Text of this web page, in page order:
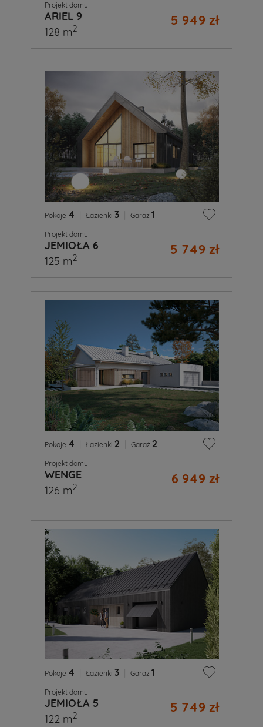
Projekt domu
ARIEL 9 5 949 zł
128 m2
Pokoje 4 Łazienki 3 Garaż 1
Projekt domu
JEMIOŁA 6 5 749 zł
125 m2
Pokoje 4 Łazienki 2 Garaż 2
Projekt domu
WENGE 6 949 zł
126 m2
Pokoje 4 Łazienki 3 Garaż 1
Projekt domu
JEMIOŁA 5 5 749 zł
122 m2